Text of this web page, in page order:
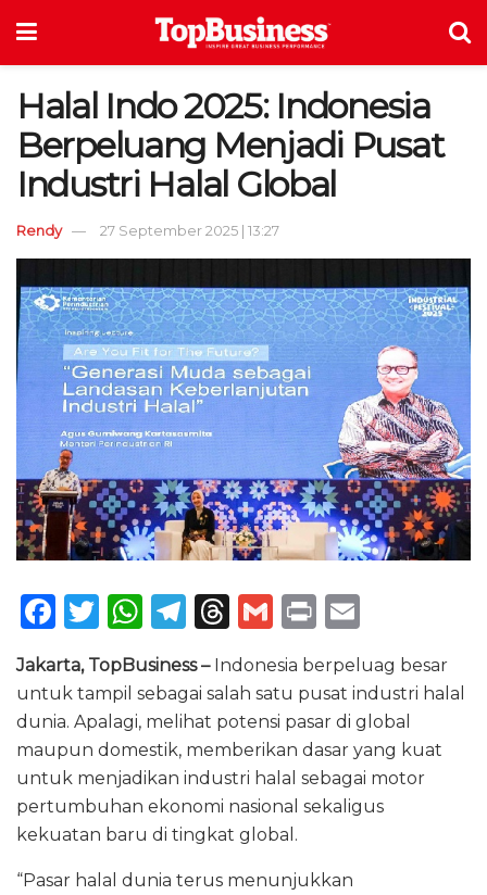
Halal Indo 2025: Indonesia
Berpeluang Menjadi Pusat
Industri Halal Global
Rendy 27 September 2025 | 13:27
F
c
e
b
o
o
k
T
w
it
te
r
W
h
a
ts
A
p
p
T
e
g
ra
m
T
h
re
a
d
s
G
m
ai
l
P
n
t
ai
l
Jakarta, TopBusiness –Indonesia berpeluag besar
untuk tampil sebagai salah satu pusat industri halal
dunia. Apalagi, melihat potensi pasar di global
maupun domestik, memberikan dasar yang kuat
untuk menjadikan industri halal sebagai motor
pertumbuhan ekonomi nasional sekaligus
kekuatan baru di tingkat global.
“Pasar halal dunia terus menunjukkan